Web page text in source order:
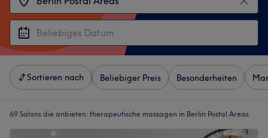
Sortieren nach Beliebiger Preis Besonderheiten
69 Salons die anbieten: therapeutische massagen in Berlin Postal Areas